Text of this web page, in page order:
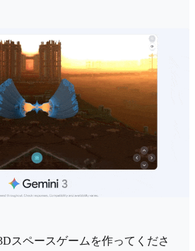
スペースゲームを作ってくださ